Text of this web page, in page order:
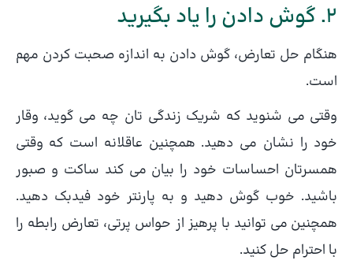
2. گوش دادن را یاد بگیرید
هنگام حل تعارض، گوش دادن به اندازه صحبت کردن مهم
است.
وقتی می شنوید که شریک زندگی تان چه می گوید، وقار
خود را نشان می دهید. همچنین عاقلانه است که وقتی
همسرتان احساسات خود را بیان می کند ساکت و صبور
باشید. خوب گوش دهید و به پارنتر خود فیدبک دهید.
همچنین می توانید با پرهیز از حواس پرتی، تعارض رابطه را
با احترام حل کنید.